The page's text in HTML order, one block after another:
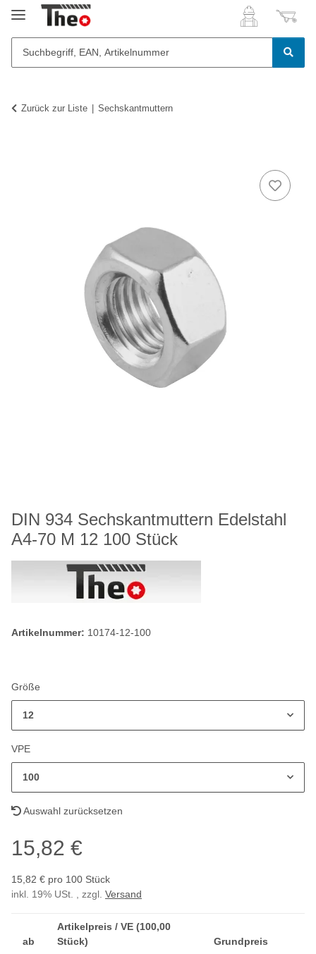
Zurück zur Liste Sechskantmuttern
DIN 934 Sechskantmuttern Edelstahl
A4-70 M 12 100 Stück
Artikelnummer: 10174-12-100
Größe
12
VPE
100
Auswahl zurücksetzen
15,82 €
15,82 € pro 100 Stück
inkl. 19% USt. , zzgl. Versand
ab
Artikelpreis / VE (100,00
Stück)
Grundpreis